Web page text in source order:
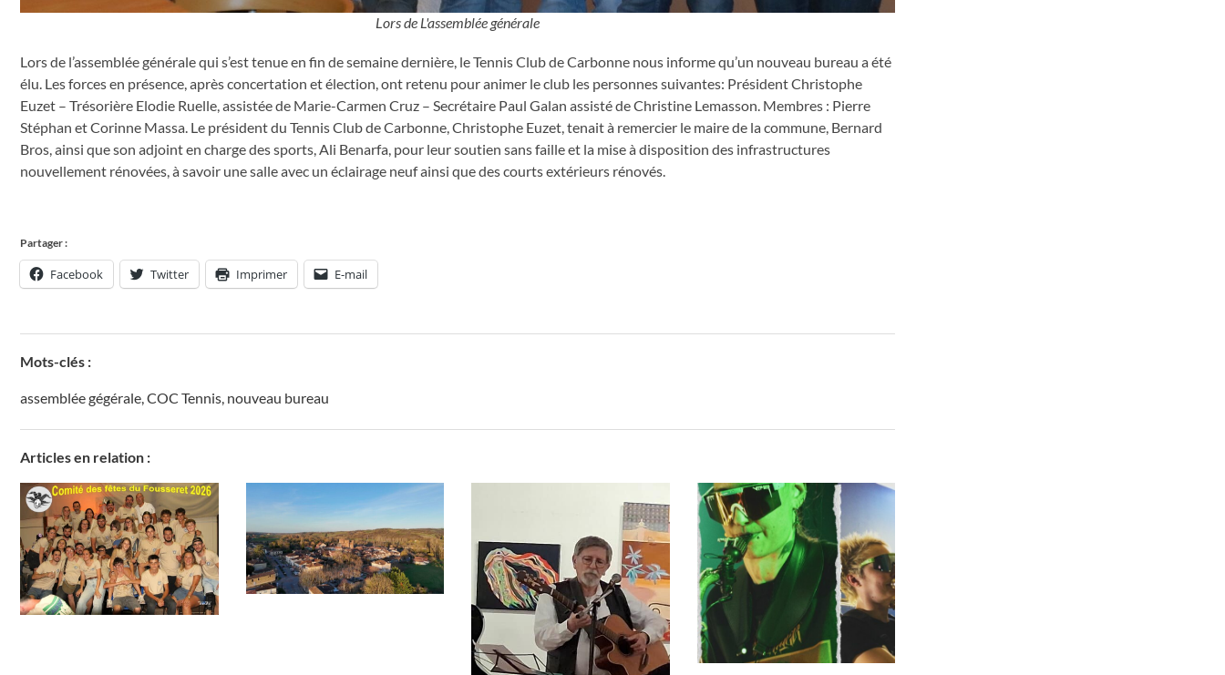
Lors de L'assemblée générale
Lors de l’assemblée générale qui s’est tenue en fin de semaine dernière, le Tennis Club de Carbonne nous informe qu’un nouveau bureau a été
élu. Les forces en présence, après concertation et élection, ont retenu pour animer le club les personnes suivantes: Président Christophe
Euzet – Trésorière Elodie Ruelle, assistée de Marie-Carmen Cruz – Secrétaire Paul Galan assisté de Christine Lemasson. Membres : Pierre
Stéphan et Corinne Massa. Le président du Tennis Club de Carbonne, Christophe Euzet, tenait à remercier le maire de la commune, Bernard
Bros, ainsi que son adjoint en charge des sports, Ali Benarfa, pour leur soutien sans faille et la mise à disposition des infrastructures
nouvellement rénovées, à savoir une salle avec un éclairage neuf ainsi que des courts extérieurs rénovés.
Partager :
Facebook Twitter Imprimer E-mail
Mots-clés :
assemblée gégérale COC Tennis nouveau bureau
Articles en relation :